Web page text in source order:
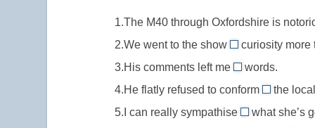
в
что-
то
в
продаже
/
на
распродаже
1.The M40 through Oxfordshire is
2.We went to the show
out
of
//
out
curiosity more
3.His comments left me
at,
for
//
words.
4.He flatly refused to conform
to
//
the
5.I can really sympathise
with
what she’s